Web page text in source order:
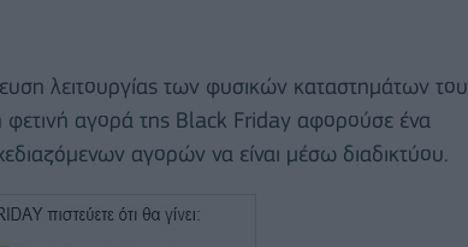
λειτουργίας των φυσικών καταστημάτων του
φετινή αγορά της Black Friday αφορούσε ένα
αγορών να είναι μέσω διαδικτύου.